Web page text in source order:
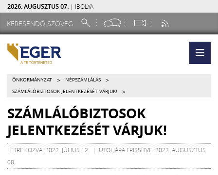
2026. AUGUSZTUS 07. | IBOLYA
ÖNKORMÁNYZAT > NÉPSZÁMLÁLÁS >
SZÁMLÁLÓBIZTOSOK JELENTKEZÉSÉT VÁRJUK! >
SZÁMLÁLÓBIZTOSOK
JELENTKEZÉSÉT VÁRJUK!
LÉTREHOZVA: 2022. JÚLIUS 12. | UTOLJÁRA FRISSÍTVE: 2022. AUGUSZTUS
08.